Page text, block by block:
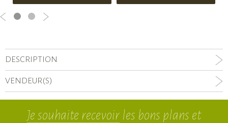
DESCRIPTION
VENDEUR(S)
Je souhaite recevoirles bons plans et